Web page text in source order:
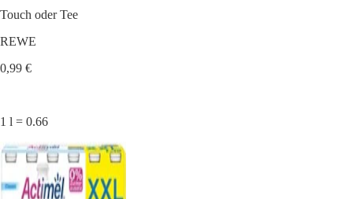
Touch oder Tee
REWE
0,99 €
1 l = 0.66